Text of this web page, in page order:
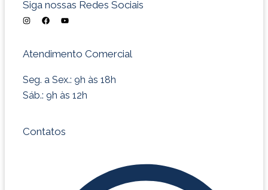
Siga nossas Redes Sociais
I
n
a
g
m
F
a
b
o
Y
o
b
Atendimento Comercial
Seg. a Sex.: 9h às 18h
Sáb.: 9h às 12h
Contatos